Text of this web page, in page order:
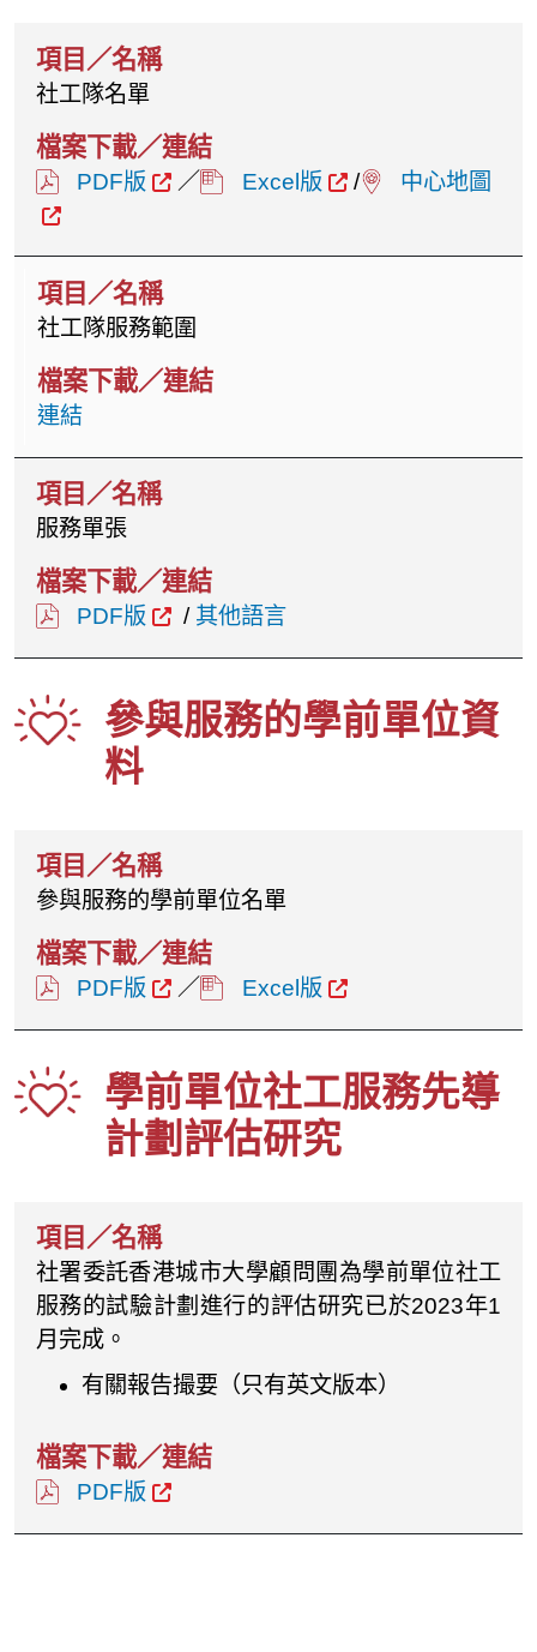
社工隊名單
PDF版 ／ Excel版 / 中心地圖
社工隊服務範圍
連結
服務單張
PDF版 / 其他語言
參與服務的學前單位資
料
參與服務的學前單位名單
PDF版 ／ Excel版
學前單位社工服務先導
計劃評估研究
社署委託香港城市大學顧問團為學前單位社工
服務的試驗計劃進行的評估研究已於2023年1
月完成。
有關報告撮要（只有英文版本）
PDF版